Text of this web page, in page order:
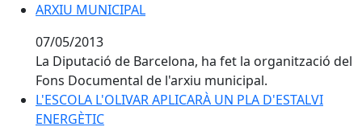
ARXIU MUNICIPAL
07/05/2013
La Diputació de Barcelona, ha fet la organització del
Fons Documental de l'arxiu municipal.
L'ESCOLA L'OLIVAR APLICARÀ UN PLA D'ESTALVI
L'ESCOLA L'OLIVAR APLICARÀ UN PLA D'ESTALVI
ENERGÈTIC